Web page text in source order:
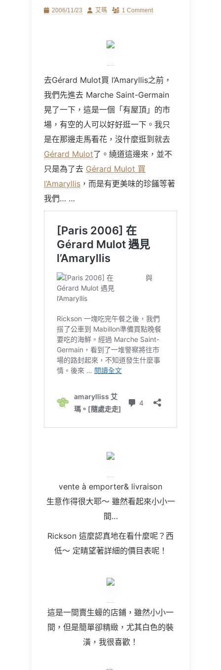
Posted
2006/11/23 Author
艾瑪 1 Comment
去Gérard Mulot買 l’Amaryllis之前，
我們先進去 Marche Saint-Germain
晃了一下，這是一個「有屋頂」的市
場，有空的人可以好好逛一下。我只
是在那邊走馬看花，沒什麼逛到就去
Gérard Mulot了。繞道這邊來，並不
只是為了去 Gérard Mulot 買
l’Amaryllis ，而是有更美味的珍饈等著
我們… …
vente à emporter& livraison
生意作得很大耶～ 雖然看起來小小一
間…
Rickson 這麼認真地在看什麼呢？西
低～ 定睛望著詳細的價目表呢！
這是一間賣生蠔的店鋪，雖然小小一
間，但是簡單卻精緻，尤其白色的裝
潢，我很喜歡！